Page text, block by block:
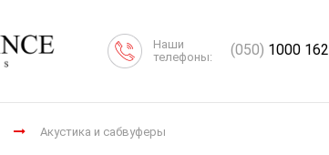
Наши
телефоны:
(050) 1000 162
Акустика и сабвуферы